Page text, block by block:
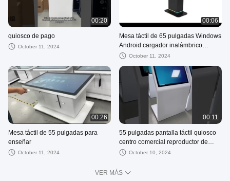
00:20
quiosco de pago
October 11, 2024
00:06
Mesa táctil de 65 pulgadas Windows
Android cargador inalámbrico
capacitivo toque resistente al agua
October 11, 2024
00:26
Mesa táctil de 55 pulgadas para
enseñar
October 11, 2024
00:11
55 pulgadas pantalla táctil quiosco
centro comercial reproductor de
publicidad Windows
October 10, 2024
VER MÁS